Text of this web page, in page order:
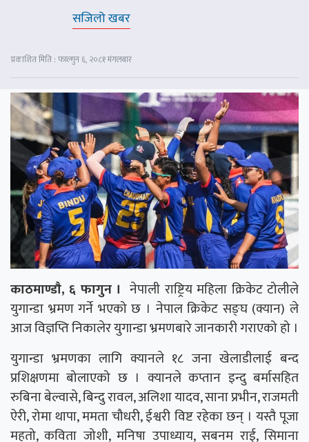
सजिलो खबर
प्रकाशित मिति : फाल्गुन ६, २०८१ मंगलबार
काठमाण्डाै, ६ फागुन । नेपाली राष्ट्रिय महिला क्रिकेट टोलीले
युगान्डा भ्रमण गर्ने भएको छ । नेपाल क्रिकेट सङ्घ (क्यान) ले
आज विज्ञप्ति निकालेर युगान्डा भ्रमणबारे जानकारी गराएको हो ।
युगान्डा भ्रमणका लागि क्यानले १८ जना खेलाडीलाई बन्द
प्रशिक्षणमा बोलाएको छ । क्यानले कप्तान इन्दु बर्मासहित
रुबिना बेल्वासे, बिन्दु रावल, अलिशा यादव, साना प्रभीन, राजमती
ऐरी, रोमा थापा, ममता चौधरी, ईश्वरी विष्ट रहेका छन् । यस्तै पूजा
महतो, कविता जोशी, मनिषा उपाध्याय, सबनम राई, सिमाना